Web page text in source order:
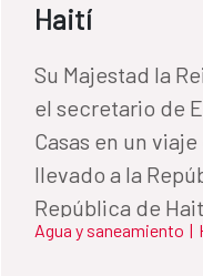
Haití
Su Majestad la Reina viajó
el secretario de
Casas en un
llevado a la
República de
mayo. Durante
Agua y saneamiento |